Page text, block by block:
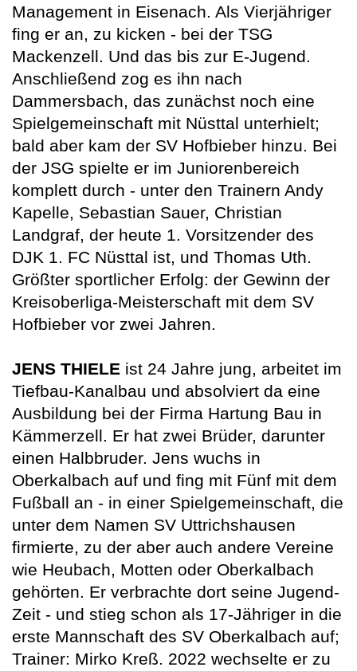
Management in Eisenach. Als Vierjähriger
fing er an, zu kicken - bei der TSG
Mackenzell. Und das bis zur E-Jugend.
Anschließend zog es ihn nach
Dammersbach, das zunächst noch eine
Spielgemeinschaft mit Nüsttal unterhielt;
bald aber kam der SV Hofbieber hinzu. Bei
der JSG spielte er im Juniorenbereich
komplett durch - unter den Trainern Andy
Kapelle, Sebastian Sauer, Christian
Landgraf, der heute 1. Vorsitzender des
DJK 1. FC Nüsttal ist, und Thomas Uth.
Größter sportlicher Erfolg: der Gewinn der
Kreisoberliga-Meisterschaft mit dem SV
Hofbieber vor zwei Jahren.
JENS THIELE ist 24 Jahre jung, arbeitet im
Tiefbau-Kanalbau und absolviert da eine
Ausbildung bei der Firma Hartung Bau in
Kämmerzell. Er hat zwei Brüder, darunter
einen Halbbruder. Jens wuchs in
Oberkalbach auf und fing mit Fünf mit dem
Fußball an - in einer Spielgemeinschaft, die
unter dem Namen SV Uttrichshausen
firmierte, zu der aber auch andere Vereine
wie Heubach, Motten oder Oberkalbach
gehörten. Er verbrachte dort seine Jugend-
Zeit - und stieg schon als 17-Jähriger in die
erste Mannschaft des SV Oberkalbach auf;
Trainer: Mirko Kreß. 2022 wechselte er zu